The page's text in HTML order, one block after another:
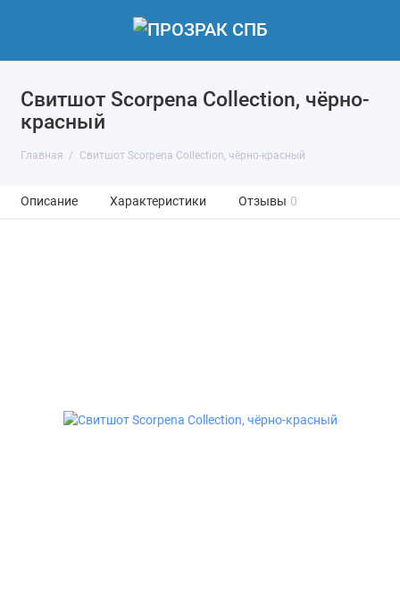
Свитшот Scorpena Collection, чёрно-
красный
Главная Свитшот Scorpena Collection, чёрно-красный
Описание Характеристики Отзывы 0